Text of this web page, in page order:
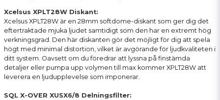
Xcelsus XPLT28W Diskant:
Xcelsus XPLT28W är en 28mm softdome-diskant som ger dig det
eftertraktade mjuka ljudet samtidigt som den har en extremt hög
verkningsgrad. Den här diskanten gör det möjligt för dig att spela
högt med minimal distortion, vilket är avgörande för ljudkvaliteten i
ditt system. Oavsett om du föredrar att lyssna på finstämda
detaljer eller pumpa upp volymen till max kommer XPLT28W att
leverera en ljudupplevelse som imponerar.
SQL X-OVER XUSX6/8 Delningsfilter: